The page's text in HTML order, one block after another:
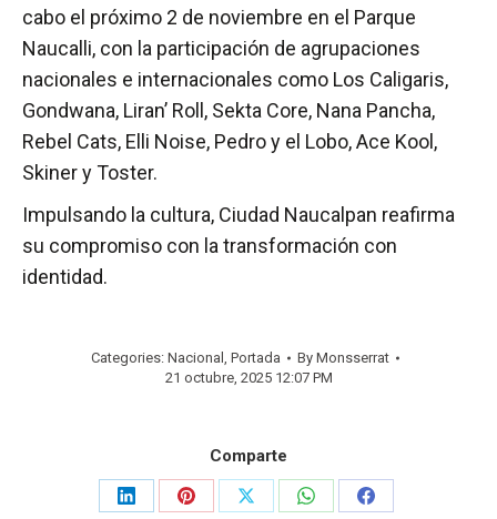
cabo el próximo 2 de noviembre en el Parque
Naucalli, con la participación de agrupaciones
nacionales e internacionales como Los Caligaris,
Gondwana, Liran’ Roll, Sekta Core, Nana Pancha,
Rebel Cats, Elli Noise, Pedro y el Lobo, Ace Kool,
Skiner y Toster.
Impulsando la cultura, Ciudad Naucalpan reafirma
su compromiso con la transformación con
identidad.
Categories: Nacional , Portada By Monsserrat
21 octubre, 2025 12:07 PM
Comparte
Share Share Share Share Share